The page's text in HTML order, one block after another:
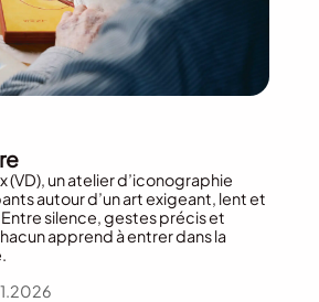
(VD), un atelier d’iconographie
autour d’un art exigeant, lent et
silence, gestes précis et
apprend à entrer dans la